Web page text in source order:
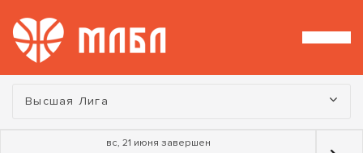
Турнир:
Высшая Лига
вс, 21 июня завершен